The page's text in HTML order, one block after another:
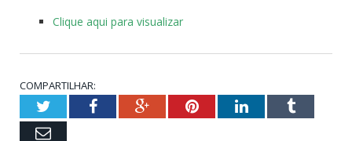
Clique aqui para visualizar
COMPARTILHAR:
TwitterFacebookGoogle+PinterestLinkedInTumblr
Email